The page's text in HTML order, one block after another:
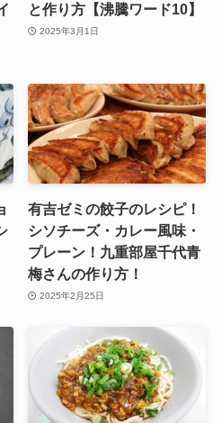
と作り方【沸騰ワード10】
2025年3月1日
有吉ゼミの餃子のレシピ！
シソチーズ・カレー風味・
プレーン！九重部屋千代青
梅さんの作り方！
2025年2月25日